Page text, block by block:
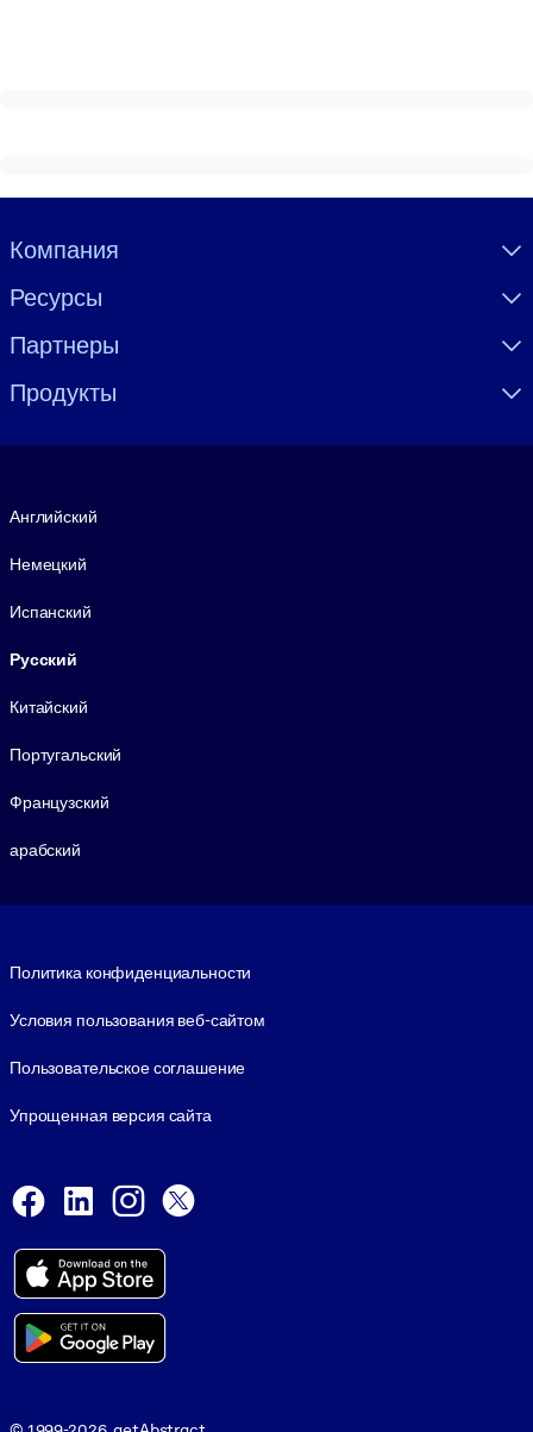
Visually hidden Text
Компания
Ресурсы
Партнеры
Продукты
Английский
Немецкий
Испанский
Русский
Китайский
Португальский
Французский
арабский
Политика конфиденциальности
Условия пользования веб-сайтом
Пользовательское соглашение
Упрощенная версия сайта
Facebook
LinkedInInstagram